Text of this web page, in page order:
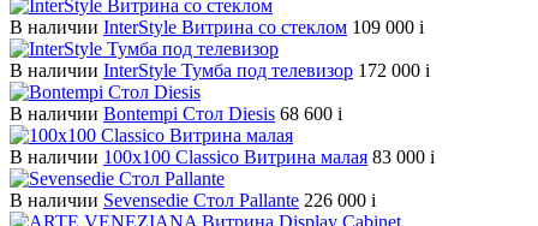
В наличии InterStyle Витрина со стеклом 109 000 i
В наличии InterStyle Тумба под телевизор 172 000 i
В наличии Bontempi Стол Diesis 68 600 i
В наличии 100х100 Classico Витрина малая 83 000 i
В наличии Sevensedie Стол Pallante 226 000 i